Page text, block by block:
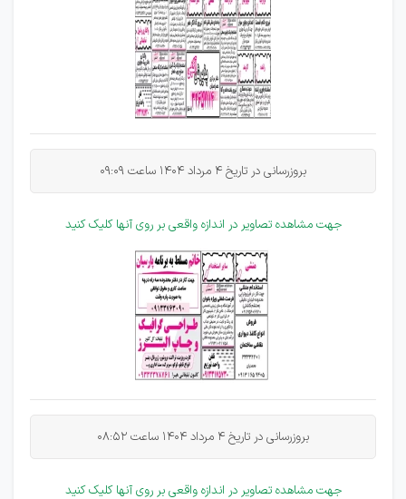
بروزرسانی در تاریخ 4 مرداد 1404 ساعت 09:09
جهت مشاهده تصاویر در اندازه واقعی بر روی آنها کلیک کنید
بروزرسانی در تاریخ 4 مرداد 1404 ساعت 08:52
جهت مشاهده تصاویر در اندازه واقعی بر روی آنها کلیک کنید